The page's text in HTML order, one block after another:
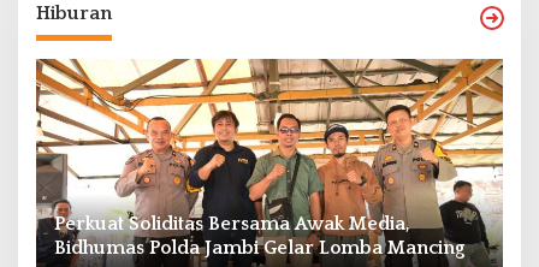
Hiburan
Perkuat Soliditas Bersama Awak Media,
Bidhumas Polda Jambi Gelar Lomba Mancing